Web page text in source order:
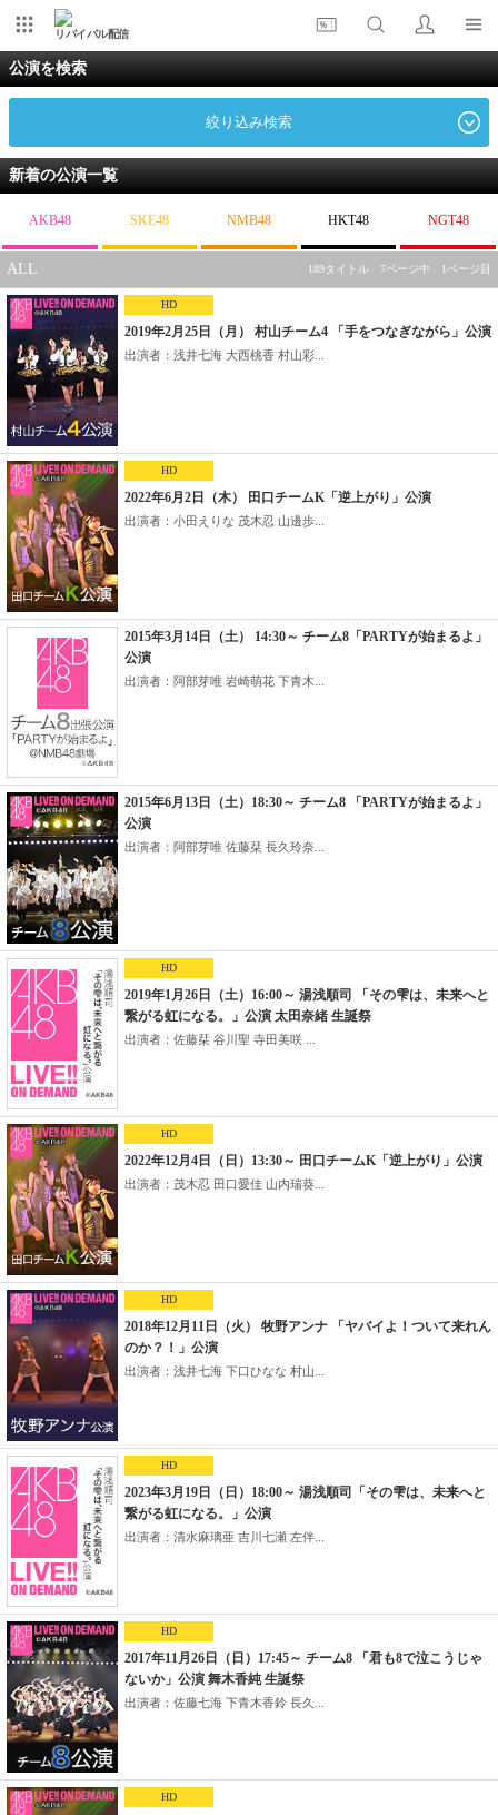
リバイバル配信
公演を検索
絞り込み検索
新着の公演一覧
AKB48 SKE48 NMB48 HKT48 NGT48
ALL 189タイトル 7ページ中 1ページ目
HD
2019年2月25日（月） 村山チーム4 「手をつなぎながら」公演
出演者：浅井七海 大西桃香 村山彩...
HD
2022年6月2日（木） 田口チームK「逆上がり」公演
出演者：小田えりな 茂木忍 山邊歩...
2015年3月14日（土） 14:30～ チーム8「PARTYが始まるよ」
公演
出演者：阿部芽唯 岩崎萌花 下青木...
2015年6月13日（土）18:30～ チーム8 「PARTYが始まるよ」
公演
出演者：阿部芽唯 佐藤栞 長久玲奈...
HD
2019年1月26日（土）16:00～ 湯浅順司 「その雫は、未来へと
繋がる虹になる。」公演 太田奈緒 生誕祭
出演者：佐藤栞 谷川聖 寺田美咲 ...
HD
2022年12月4日（日）13:30～ 田口チームK「逆上がり」公演
出演者：茂木忍 田口愛佳 山内瑞葵...
HD
2018年12月11日（火） 牧野アンナ 「ヤバイよ！ついて来れん
のか？！」公演
出演者：浅井七海 下口ひなな 村山...
HD
2023年3月19日（日）18:00～ 湯浅順司「その雫は、未来へと
繋がる虹になる。」公演
出演者：清水麻璃亜 吉川七瀬 左伴...
HD
2017年11月26日（日）17:45～ チーム8 「君も8で泣こうじゃ
ないか」公演 舞木香純 生誕祭
出演者：佐藤七海 下青木香鈴 長久...
HD